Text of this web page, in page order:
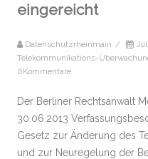
eingereicht
Datenschutzrheinmain /
Telekommunikations-
0Kommentare
Der Berliner Rechtsanwalt
30.06.2013
Gesetz zur Änderung des
und zur Neuregelung der